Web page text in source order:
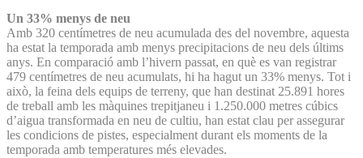
Un 33% menys de neu
Amb 320 centímetres de neu acumulada des del novembre, aquesta
ha estat la temporada amb menys precipitacions de neu dels últims
anys. En comparació amb l’hivern passat, en què es van registrar
479 centímetres de neu acumulats, hi ha hagut un 33% menys. Tot i
això, la feina dels equips de terreny, que han destinat 25.891 hores
de treball amb les màquines trepitjaneu i 1.250.000 metres cúbics
d’aigua transformada en neu de cultiu, han estat clau per assegurar
les condicions de pistes, especialment durant els moments de la
temporada amb temperatures més elevades.